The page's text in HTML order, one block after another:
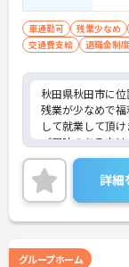
車通勤可 残業少なめ
交通費支給
退職金制
秋田県秋田市に位
残業が少なめで
して就業して頂け
ご興味のある方
詳細
グループホーム